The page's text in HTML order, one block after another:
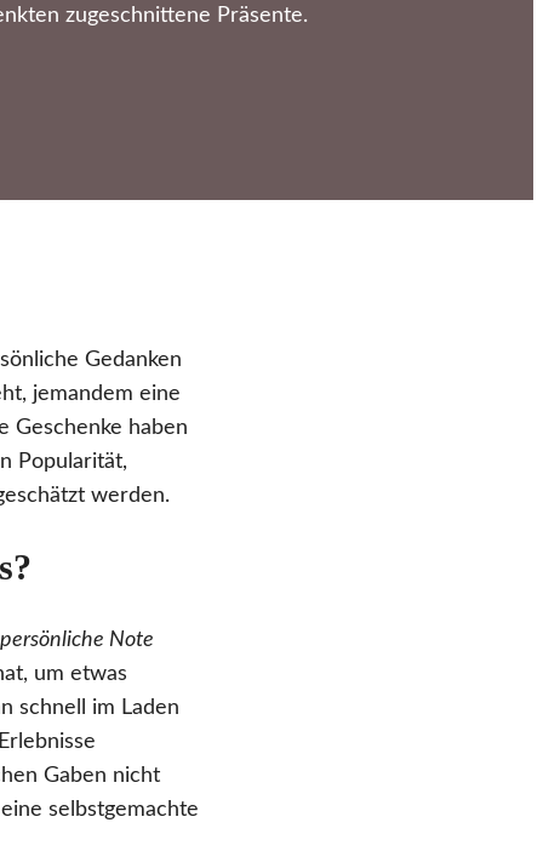
zugeschnittene Präsente.
Gedanken
jemandem eine
Geschenke haben
Popularität,
werden.
persönliche Note
um etwas
schnell im Laden
Gaben nicht
selbstgemachte